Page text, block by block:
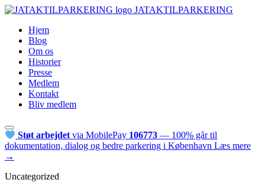
JATAKTILPARKERING
Hjem
Blog
Om os
Historier
Presse
Medlem
Kontakt
Bliv medlem
Støt arbejdetvia MobilePay 106773 — 100% går til
dokumentation, dialog og bedre parkering i København Læs mere
→
Uncategorized